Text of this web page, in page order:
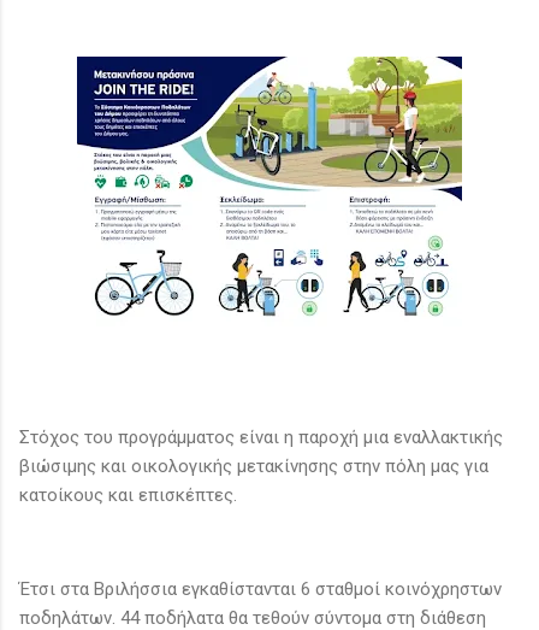
Στόχος του προγράμματος είναι η παροχή μια εναλλακτικής
βιώσιμης και οικολογικής μετακίνησης στην πόλη μας για
κατοίκους και επισκέπτες.
Έτσι στα Βριλήσσια εγκαθίστανται 6 σταθμοί κοινόχρηστων
ποδηλάτων. 44 ποδήλατα θα τεθούν σύντομα στη διάθεση